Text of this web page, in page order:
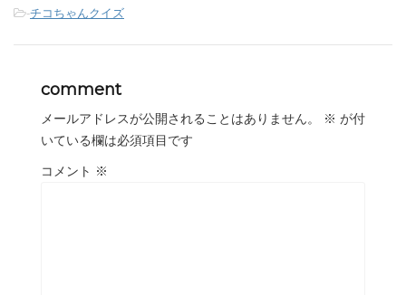
-チコちゃんクイズ
comment
メールアドレスが公開されることはありません。 ※ が付
いている欄は必須項目です
コメント ※